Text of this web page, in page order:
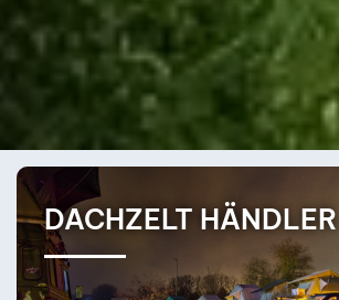
DACHZELT BERATUNG